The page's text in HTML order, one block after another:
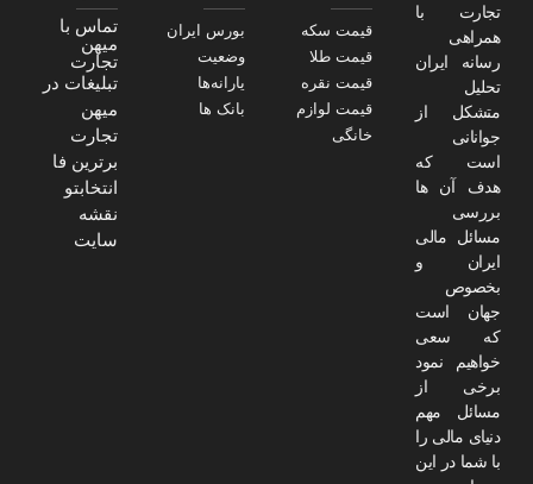
تجارت با
همراهی
رسانه ایران
تحلیل
متشکل از
جوانانی
است که
هدف آن ها
بررسی
مسائل مالی
ایران و
بخصوص
جهان است
که سعی
خواهیم نمود
برخی از
مسائل مهم
دنیای مالی را
با شما در این
قیمت سکه
قیمت طلا
قیمت نقره
قیمت لوازم
خانگی
بورس ایران
وضعیت
یارانه‌ها
بانک ها
تماس با
میهن
تجارت
تبلیغات در
میهن
تجارت
برترین فا
انتخابتو
نقشه
سایت